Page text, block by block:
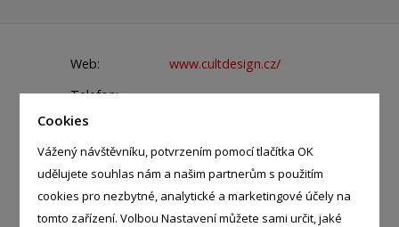
Cookies
Vážený návštěvníku, potvrzením pomocí tlačítka OK
udělujete souhlas nám a našim partnerům s použitím
cookies pro nezbytné, analytické a marketingové účely na
tomto zařízení. Volbou Nastavení můžete sami určit, jaké
Web:
www.cultdesign.cz/
Telefon:
603 480 240 - Ladislav Theisz
E-mail:
cult@cultdesign.cz
IČ:
60467258